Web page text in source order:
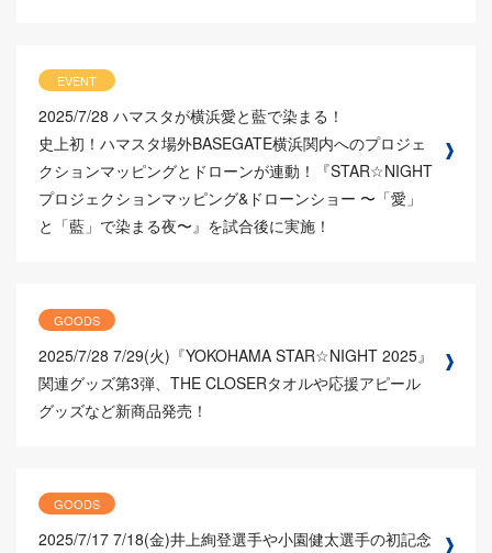
EVENT
2025/7/28 ハマスタが横浜愛と藍で染まる！
史上初！ハマスタ場外BASEGATE横浜関内へのプロジェ
クションマッピングとドローンが連動！『STAR☆NIGHT
プロジェクションマッピング&ドローンショー 〜「愛」
と「藍」で染まる夜〜』を試合後に実施！
GOODS
2025/7/28 7/29(火)『YOKOHAMA STAR☆NIGHT 2025』
関連グッズ第3弾、THE CLOSERタオルや応援アピール
グッズなど新商品発売！
GOODS
2025/7/17 7/18(金)井上絢登選手や小園健太選手の初記念